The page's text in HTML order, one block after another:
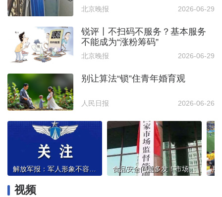
北京晚报 2026-06-29
锐评丨不扫码不服务？基本服务
不能成为“涨粉筹码”
北京晚报 2026-06-29
别让算法“锁”住青年婚育观
人民日报 2026-06-26
解放军报：军人形象不容AI换脸亵渎 食品安全问题多发！市场监管总局约谈山姆总部
视频